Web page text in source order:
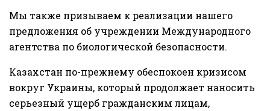
Мы также призываем к реализации нашего
предложения об учреждении Международного
агентства по биологической безопасности.
Казахстан по-прежнему обеспокоен кризисом
вокруг Украины, который продолжает наносить
серьезный ущерб гражданским лицам,